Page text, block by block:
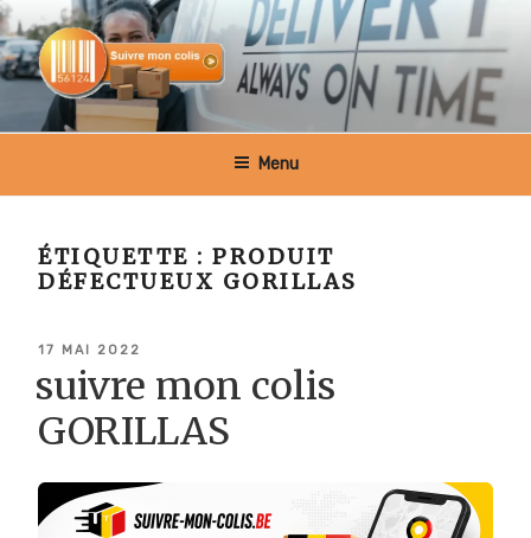
Aller
au
contenu
principal
SUIVRE MON COLIS BELGIQUE
Menu
ÉTIQUETTE :PRODUIT
DÉFECTUEUX GORILLAS
PUBLIÉ
17 MAI 2022
suivre mon colis
GORILLAS